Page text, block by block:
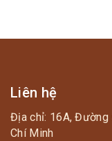
Liên hệ
Địa chỉ: 16A, Đường
Chí Minh